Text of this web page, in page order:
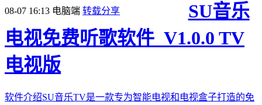
08-07 16:13 电脑端 转载分享
SU音乐
电视免费听歌软件_V1.0.0 TV
电视版
软件介绍SU音乐TV是一款专为智能电视和电视盒子打造的免